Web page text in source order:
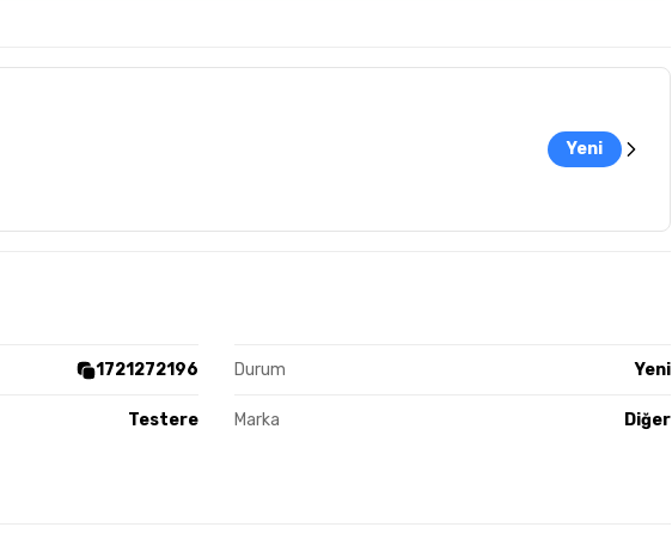
Yeni
1721272196 Durum Yeni
Testere Marka Diğer